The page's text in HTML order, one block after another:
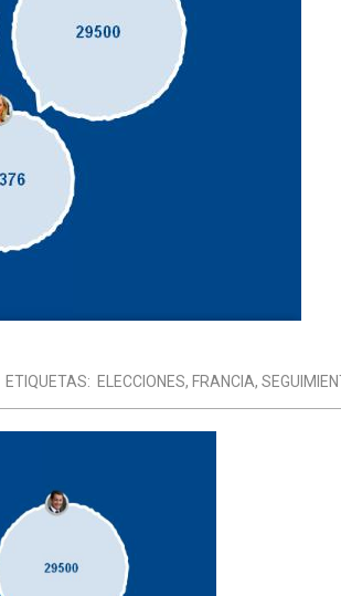
ETIQUETAS: ELECCIONES, FRANCIA,